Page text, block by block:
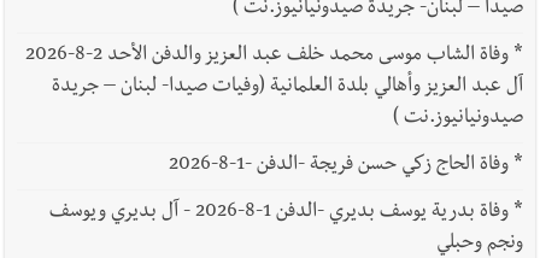
صيدا – لبنان- جريدة صيدونيانيوز.نت )
*
وفاة الشاب موسى محمد خلف عبد العزيز والدفن الأحد 2-8-2026
آل عبد العزيز وأهالي بلدة العلمانية (وفيات صيدا- لبنان – جريدة
صيدونيانيوز.نت )
*وفاة الحاج زكي حسن فريجة -الدفن -1-8-2026
*
وفاة بدرية يوسف بديري -الدفن 1-8-2026 - آل بديري ويوسف
ونجم وحبلي